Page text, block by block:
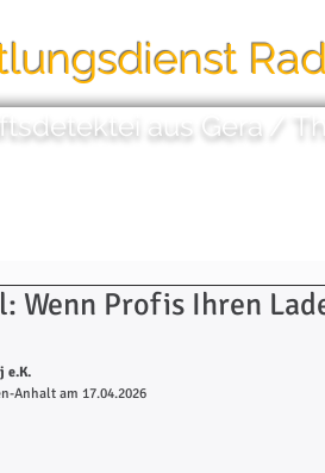
aus Gera /
Wenn Profis Ihren
e.K.
Anhalt am 17.04.2026